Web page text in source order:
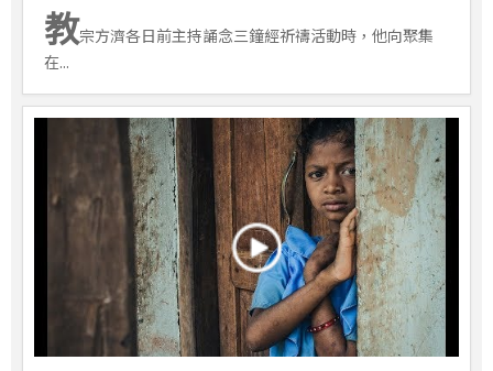
教宗方濟各日前主持誦念三鐘經祈禱活動時，他向聚集
在...